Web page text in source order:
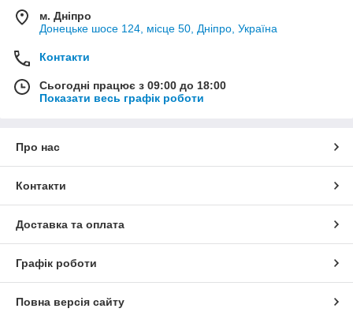
м. Дніпро
Донецьке шосе 124, місце 50, Дніпро, Україна
Контакти
Сьогодні працює з 09:00 до 18:00
Показати весь графік роботи
Про нас
Контакти
Доставка та оплата
Графік роботи
Повна версія сайту